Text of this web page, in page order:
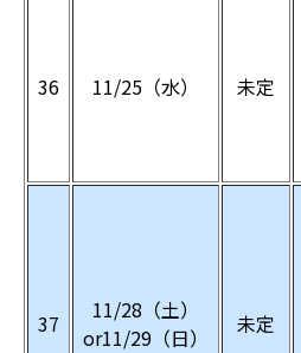
36 11/25（水） 未定
37
11/28（土）
or11/29（日）
未定